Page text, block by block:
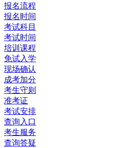
报名流程
报名时间
考试科目
考试时间
培训课程
免试入学
现场确认
成考加分
考生守则
准考证
考试安排
查询入口
考生服务
查询答疑